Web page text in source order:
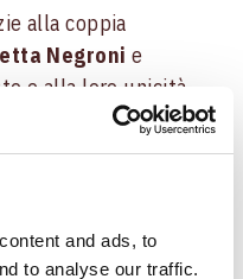
and ads, to
to analyse our traffic.
alla coppia
Negroni e
e alla loro unicità,
speciale ricettario.
, passando per
di candela
.